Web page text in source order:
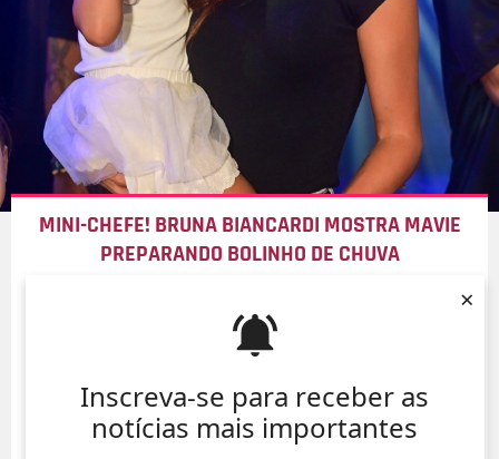
Inscreva-se para receber as
notícias mais importantes
×
MINI-CHEFE! BRUNA BIANCARDI MOSTRA MAVIE
PREPARANDO BOLINHO DE CHUVA